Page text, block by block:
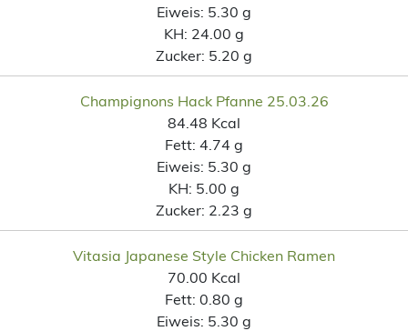
Eiweis: 5.30 g
KH: 24.00 g
Zucker: 5.20 g
Champignons Hack Pfanne 25.03.26
84.48 Kcal
Fett: 4.74 g
Eiweis: 5.30 g
KH: 5.00 g
Zucker: 2.23 g
Vitasia Japanese Style Chicken Ramen
70.00 Kcal
Fett: 0.80 g
Eiweis: 5.30 g